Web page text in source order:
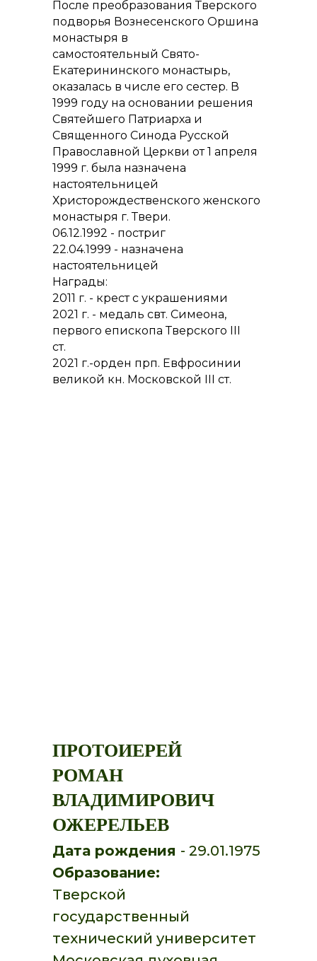
После преобразования Тверского
подворья Вознесенского Оршина
монастыря в
самостоятельный Свято-
Екатерининского монастырь,
оказалась в числе его сестер. В
1999 году на основании решения
Святейшего Патриарха и
Священного Синода Русской
Православной Церкви от 1 апреля
1999 г. была назначена
настоятельницей
Христорождественского женского
монастыря г. Твери.
06.12.1992 - постриг
22.04.1999 - назначена
настоятельницей
Награды:
2011 г. - крест с украшениями
2021 г. - медаль свт. Симеона,
первого епископа Тверского III
ст.
2021 г.-орден прп. Евфросинии
великой кн. Московской III ст.
ПРОТОИЕРЕЙ
РОМАН
ВЛАДИМИРОВИЧ
ОЖЕРЕЛЬЕВ
Дата рождения - 29.01.1975
Образование:
Тверской
государственный
технический университет